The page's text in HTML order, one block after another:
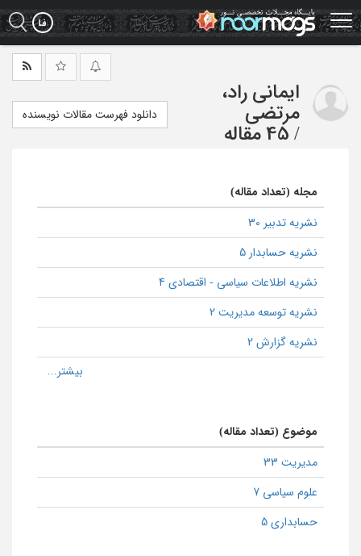
Skip
to
main
ایمانی راد،
مرتضی
/ 45 مقاله
دانلود فهرست مقالات نویسنده
مجله (تعداد مقاله)
نشریه تدبیر 30
نشریه حسابدار 5
نشریه اطلاعات سیاسی - اقتصادی 4
نشریه توسعه مدیریت 2
نشریه گزارش 2
موضوع (تعداد مقاله)
مدیریت 33
علوم سیاسی 7
حسابداری 5